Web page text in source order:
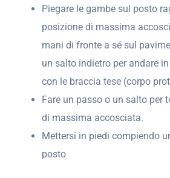
Piegare le gambe sul posto
posizione di massima
mani di fronte a sé sul
un salto indietro per andare
con le braccia tese (corpo
Fare un passo o un salto per
di massima accosciata.
Mettersi in piedi compiendo
posto